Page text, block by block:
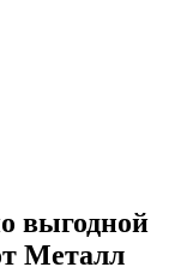
выгодной
Металл